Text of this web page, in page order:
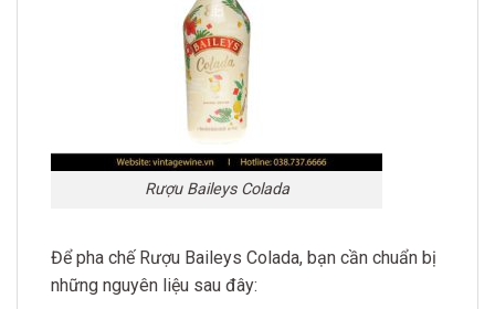
Rượu Baileys Colada
Để pha chế Rượu Baileys Colada, bạn cần chuẩn bị
những nguyên liệu sau đây: